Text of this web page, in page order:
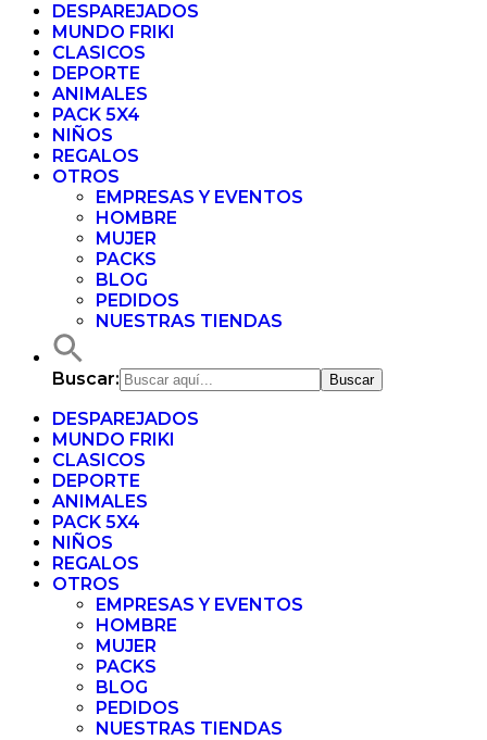
DESPAREJADOS
MUNDO FRIKI
CLASICOS
DEPORTE
ANIMALES
PACK 5X4
NIÑOS
REGALOS
OTROS
EMPRESAS Y EVENTOS
HOMBRE
MUJER
PACKS
BLOG
PEDIDOS
NUESTRAS TIENDAS
Buscar:
DESPAREJADOS
MUNDO FRIKI
CLASICOS
DEPORTE
ANIMALES
PACK 5X4
NIÑOS
REGALOS
OTROS
EMPRESAS Y EVENTOS
HOMBRE
MUJER
PACKS
BLOG
PEDIDOS
NUESTRAS TIENDAS